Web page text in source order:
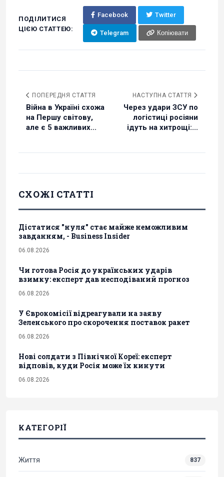
ПОДІЛИТИСЯ
ЦІЄЮ СТАТТЕЮ:
Facebook Twitter
Telegram Копіювати
ПОПЕРЕДНЯ СТАТТЯ
Війна в Україні схожа
на Першу світову,
але є 5 важливих...
НАСТУПНА СТАТТЯ
Через удари ЗСУ по
логістиці росіяни
ідуть на хитрощі:...
СХОЖІ СТАТТІ
Дістатися "нуля" стає майже неможливим
завданням, - Business Insider
06.08.2026
Чи готова Росія до українських ударів
взимку: експерт дав несподіваний прогноз
06.08.2026
У Єврокомісії відреагували на заяву
Зеленського про скорочення поставок ракет
06.08.2026
Нові солдати з Північної Кореї: експерт
відповів, куди Росія може їх кинути
06.08.2026
КАТЕГОРІЇ
Життя 837